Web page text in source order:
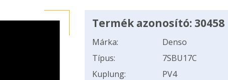
Termék azonosító: 30458
Márka:
Denso
Típus:
7SBU17C
Kuplung:
PV4